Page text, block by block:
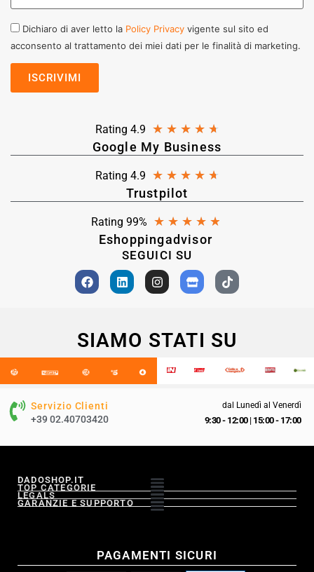
Dichiaro di aver letto la Policy Privacy vigente sul sito ed
acconsento al trattamento dei miei dati per le finalità di marketing.
Rating 4.9 ★ ★ ★ ★ ★
Google My Business
Rating 4.9 ★ ★ ★ ★ ★
Trustpilot
Rating 99% ★ ★ ★ ★ ★
Eshoppingadvisor
SEGUICI SU
SIAMO STATI SU
Servizio Clienti
+39 02.40703420
dal Lunedì al Venerdì
9:30 - 12:00| 15:00 - 17:00
DADOSHOP.IT
TOP CATEGORIE
LEGALS
GARANZIE E SUPPORTO
PAGAMENTI SICURI